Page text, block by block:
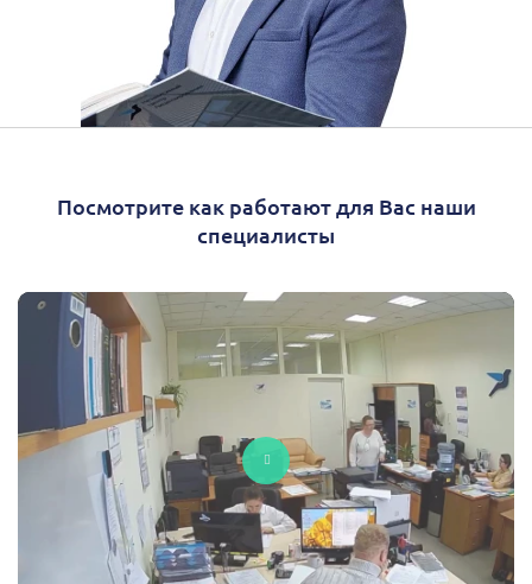
Посмотрите как работают для Вас наши
специалисты